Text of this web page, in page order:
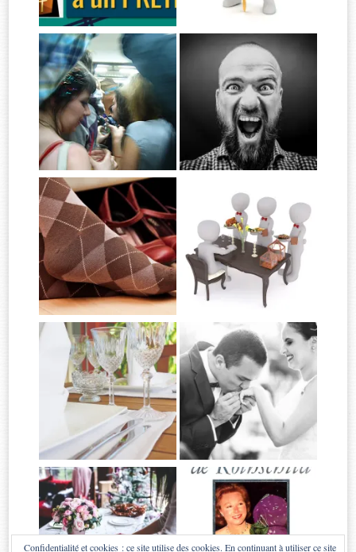
Confidentialité et cookies : ce site utilise des cookies. En continuant à utiliser ce site